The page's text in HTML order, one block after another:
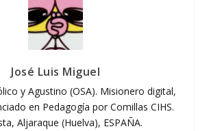
José Luis Miguel
y Agustino (OSA). Misionero digital,
en Pedagogía por Comillas CIHS.
Aljaraque (Huelva), ESPAÑA.